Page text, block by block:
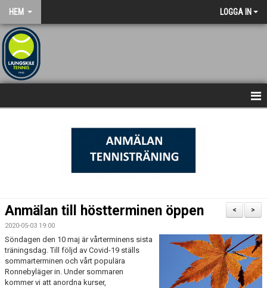
HEM LOGGA IN
>
<
Anmälan till höstterminen öppen
2020-05-03 19:00
Söndagen den 10 maj är vårterminens sista
träningsdag. Till följd av Covid-19 ställs
sommarterminen och vårt populära
Ronnebyläger in. Under sommaren
kommer vi att anordna kurser,